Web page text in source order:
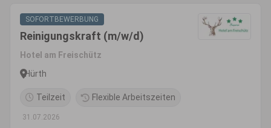
SOFORTBEWERBUNG
Reinigungskraft (m/w/d)
Hotel am Freischütz
Hürth
Teilzeit Flexible Arbeitszeiten
31.07.2026